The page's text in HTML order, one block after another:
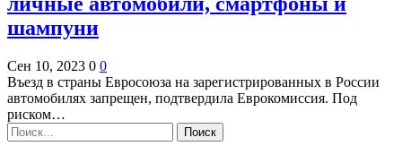
шампуни
Сен 10, 2023 0 0
Въезд в страны Евросоюза на зарегистрированных в России
автомобилях запрещен, подтвердила Еврокомиссия. Под
риском…